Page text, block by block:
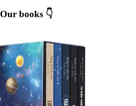
Our books 👇